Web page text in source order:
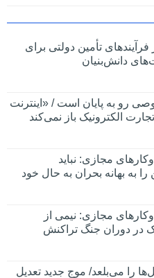
تأمین دولتی برای
دانش‌بنیان
رو به پایان است / «اینترنت
الکترونیک باز نمی‌کند
مجازی: نباید
به بهانه بحران به حال خود
مجازی: نیمی از
دوران جنگ‌ تراکنش
را می‌بلعد/ موج جدید تعدیل